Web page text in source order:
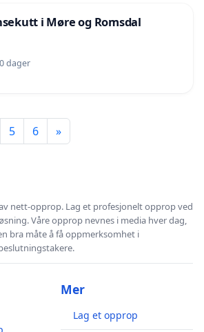
i Møre og Romsdal
dager
5 6 »
nett-opprop. Lag et profesjonelt opprop ved
Våre opprop nevnes i media hver dag,
bra måte å få oppmerksomhet i
Mer
Lag et opprop